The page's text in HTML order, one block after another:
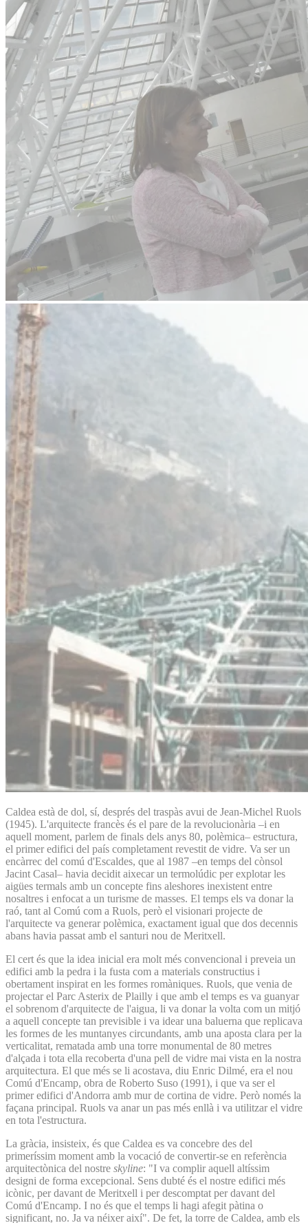
Caldea està de dol, sí, després del traspàs avui de Jean-Michel Ruols
(1945). L'arquitecte francès és el pare de la revolucionària –i en
aquell moment, parlem de finals dels anys 80, polèmica– estructura,
el primer edifici del país completament revestit de vidre. Va ser un
encàrrec del comú d'Escaldes, que al 1987 –en temps del cònsol
Jacint Casal– havia decidit aixecar un termolúdic per explotar les
aigües termals amb un concepte fins aleshores inexistent entre
nosaltres i enfocat a un turisme de masses. El temps els va donar la
raó, tant al Comú com a Ruols, però el visionari projecte de
l'arquitecte va generar polèmica, exactament igual que dos decennis
abans havia passat amb el santuri nou de Meritxell.
El cert és que la idea inicial era molt més convencional i preveia un
edifici amb la pedra i la fusta com a materials constructius i
obertament inspirat en les formes romàniques. Ruols, que venia de
projectar el Parc Asterix de Plailly i que amb el temps es va guanyar
el sobrenom d'arquitecte de l'aigua, li va donar la volta com un mitjó
a aquell concepte tan previsible i va idear una baluerna que replicava
les formes de les muntanyes circundants, amb una aposta clara per la
verticalitat, rematada amb una torre monumental de 80 metres
d'alçada i tota ella recoberta d'una pell de vidre mai vista en la nostra
arquitectura. El que més se li acostava, diu Enric Dilmé, era el nou
Comú d'Encamp, obra de Roberto Suso (1991), i que va ser el
primer edifici d'Andorra amb mur de cortina de vidre. Però només la
façana principal. Ruols va anar un pas més enllà i va utilitzar el vidre
en tota l'estructura.
La gràcia, insisteix, és que Caldea es va concebre des del
primeríssim moment amb la vocació de convertir-se en referència
arquitectònica del nostre skyline: "I va complir aquell altíssim
designi de forma excepcional. Sens dubté és el nostre edifici més
icònic, per davant de Meritxell i per descomptat per davant del
Comú d'Encamp. I no és que el temps li hagi afegit pàtina o
significant, no. Ja va néixer així". De fet, la torre de Caldea, amb els